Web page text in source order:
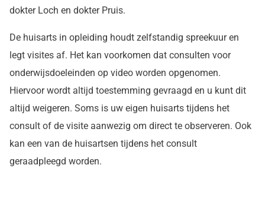
dokter Loch en dokter Pruis.
De huisarts in opleiding houdt zelfstandig spreekuur en
legt visites af. Het kan voorkomen dat consulten voor
onderwijsdoeleinden op video worden opgenomen.
Hiervoor wordt altijd toestemming gevraagd en u kunt dit
altijd weigeren. Soms is uw eigen huisarts tijdens het
consult of de visite aanwezig om direct te observeren. Ook
kan een van de huisartsen tijdens het consult
geraadpleegd worden.